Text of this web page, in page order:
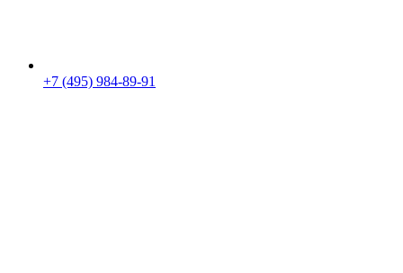
+7 (495) 984-89-91